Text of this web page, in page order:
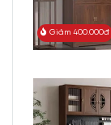
Giảm 400.000đ